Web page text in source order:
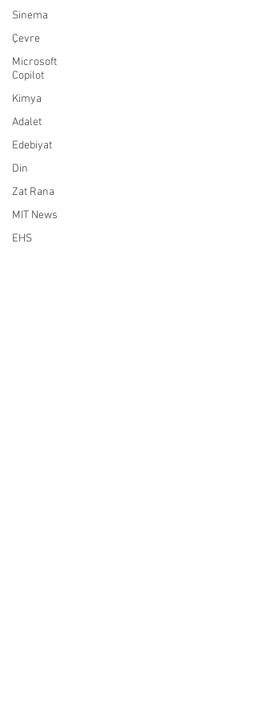
Sinema
Çevre
Microsoft
Copilot
Kimya
Adalet
Edebiyat
Din
Zat Rana
MIT News
EHS